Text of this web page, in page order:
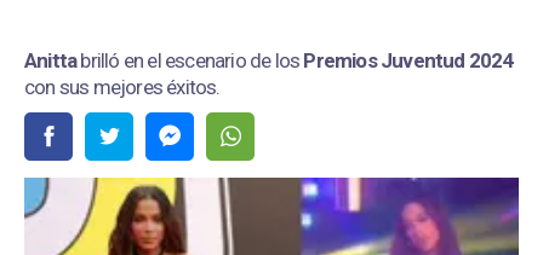
Anittabrilló en el escenario de los Premios Juventud 2024
con sus mejores éxitos.